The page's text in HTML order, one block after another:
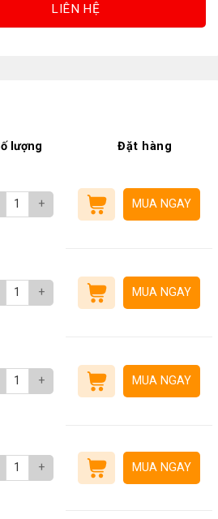
LIÊN HỆ
lượng Đặt hàng
+ MUA NGAY
+ MUA NGAY
+ MUA NGAY
+ MUA NGAY